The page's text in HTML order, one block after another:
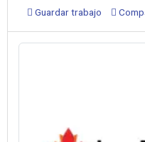
Guardar trabajo